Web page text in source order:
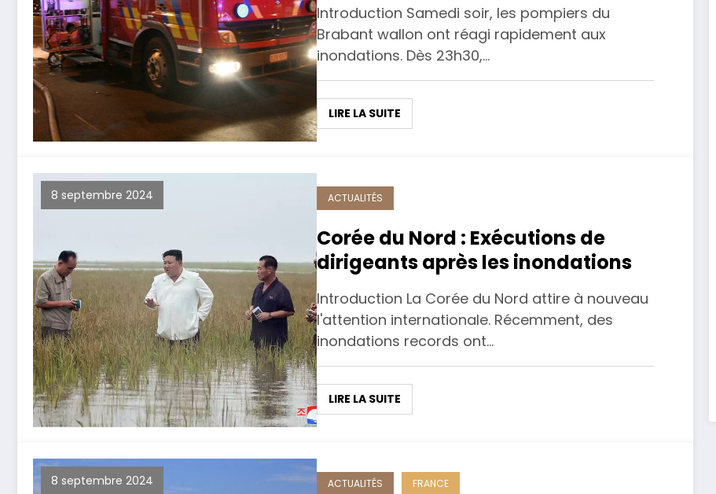
Introduction Samedi soir, les pompiers du
Brabant wallon ont réagi rapidement aux
inondations. Dès 23h30,…
LIRE LA SUITE
8 septembre 2024 ACTUALITÉS
Corée du Nord : Exécutions de
dirigeants après les inondations
Introduction La Corée du Nord attire à nouveau
l'attention internationale. Récemment, des
inondations records ont…
LIRE LA SUITE
8 septembre 2024 ACTUALITÉS FRANCE